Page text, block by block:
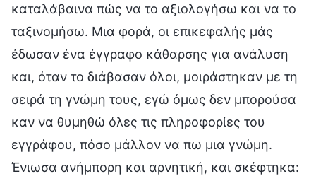
καταλάβαινα πώς να το αξιολογήσω και να το
ταξινομήσω. Μια φορά, οι επικεφαλής μάς
έδωσαν ένα έγγραφο κάθαρσης για ανάλυση
και, όταν το διάβασαν όλοι, μοιράστηκαν με τη
σειρά τη γνώμη τους, εγώ όμως δεν μπορούσα
καν να θυμηθώ όλες τις πληροφορίες του
εγγράφου, πόσο μάλλον να πω μια γνώμη.
Ένιωσα ανήμπορη και αρνητική, και σκέφτηκα: